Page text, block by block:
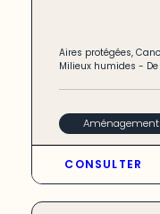
Aires protégées,
Milieux humides -
CONSULTER